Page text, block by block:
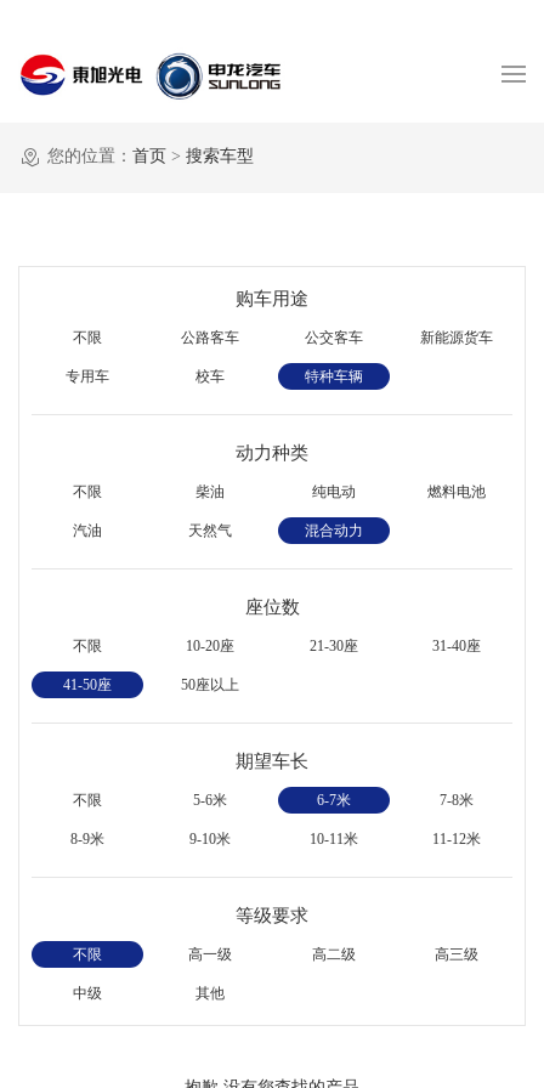
您的位置： 首页 > 搜索车型
购车用途
不限 公路客车 公交客车 新能源货车
专用车 校车 特种车辆
动力种类
不限 柴油 纯电动 燃料电池
汽油 天然气 混合动力
座位数
不限 10-20座 21-30座 31-40座
41-50座 50座以上
期望车长
不限 5-6米 6-7米 7-8米
8-9米 9-10米 10-11米 11-12米
等级要求
不限 高一级 高二级 高三级
中级 其他